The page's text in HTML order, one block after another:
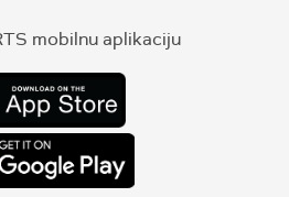
mobilnu aplikaciju